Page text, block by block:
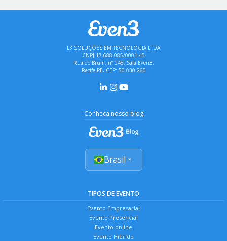
L3 SOLUÇÕES EM TECNOLOGIA LTDA
CNPJ 17.688.085/0001-45
Rua do Brum, nº 248, Sala Even3,
Recife-PE, CEP: 50.030-260
Conheça nosso blog
Brasil
TIPOS DE EVENTO
Evento Empresarial
Evento Presencial
Evento online
Evento Híbrido